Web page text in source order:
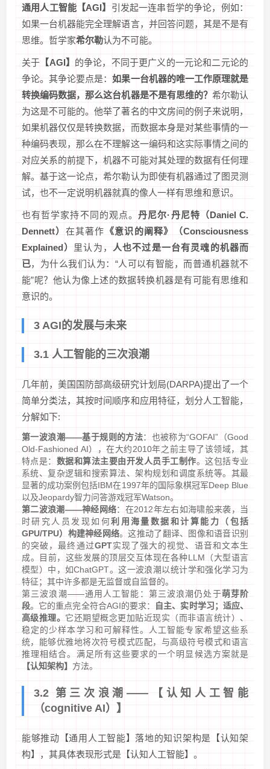
通用人工智能【AGI】 引发起一连串哲学的争论，例如：
如果一台机器能完全理解语言，并回答问题，其是不是有
思维。哲学家希尔勒认为不可能。
关于 【AGI】 的争论，不同于更广义的一元论和二元论的
争论。其争论要点是：如果一台机器的唯一工作原理就是
转换编码数据，那么这台机器是不是有思维的？ 希尔勒认
为这是不可能的。他举了著名的中文房间的例子来说明，
如果机器仅仅是转换数据，而数据本身是对某些事情的一
种编码表现，那么在不理解这一编码和这实际事情之间的
对应关系的前提下，机器不可能对其处理的数据有任何理
解。基于这一论点，希尔勒认为即使有机器通过了图灵测
试，也不一定说明机器就真的像人一样有思维和意识。
也有哲学家持不同的观点。丹尼尔·丹尼特（Daniel C.
Dennett） 在其著作 《意识的阐释》（Consciousness
Explained） 里认为，
人也不过是一台有灵魂的机器而
已，为什么我们认为：“人可以有智能，而普通机器就不
能”呢？他认为像上述的数据转换机器是有可能有思维和
意识的。
3 AGI的发展与未来
3.1 人工智能的三次浪潮
几年前，美国国防部高级研究计划局(DARPA)提出了一个
简单分类法，其按时间顺序和应用特征，划分人工智能，
分解如下:
第一波浪潮——基于规则的方法：也被称为“GOFAI”（Good
Old-Fashioned AI），在大约2010年之前主导了该领域，其
特点是： 数据和算法主要由开发人员手工制作。这包括专业
系统、复杂逻辑和搜索算法、架构规划和调度系统等。其最
显著的成功案例包括IBM在1997年的国际象棋冠军Deep Blue
以及Jeopardy智力问答游戏冠军Watson。
第二波浪潮——神经网络：在2012年左右如海啸般来袭，当
时研究人员发现如何利用海量数据和计算能力（包括
GPU/TPU）构建神经网络。这推动了翻译、图像和语音识别
的突破，最终通过GPT实现了强大的视觉、语音和文本生
成。目前，这些发展的顶层交互体现在各种LLM（大型语言
模型）中，如ChatGPT。这一波浪潮以统计学和强化学习为
特征；其中许多都是无监督或自监督的。
第三波浪潮——通用人工智能：第三波浪潮仍处于萌芽阶
段。它的重点完全符合AGI的要求：
自主、实时学习；适应、
高级推理。 它还期望概念更加贴近现实（而非语言统计）、
稳定的少样本学习和可解释性。人工智能专家希望这些系
统，能够优雅地将次符号模式匹配，与高级符号模式和语言
推理相结合。满足所有这些要求的一个明显候选方案就是
【认知架构】 方法。
3.2 第三次浪潮——【认知人工智能
（cognitive AI）】
能够推动【通用人工智能】落地的知识架构是【认知架
构】，其具体表现形式是【认知人工智能】。